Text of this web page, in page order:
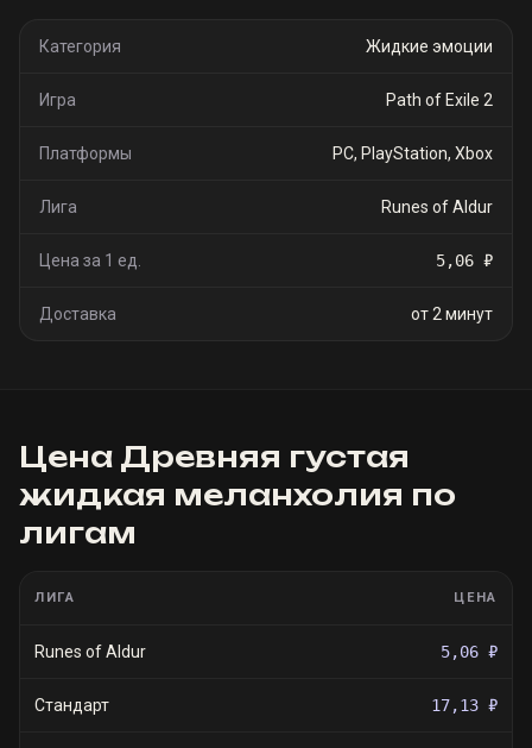
Категория Жидкие эмоции
Игра Path of Exile 2
Платформы PC, PlayStation, Xbox
Лига Runes of Aldur
Цена за 1 ед. 5,06 ₽
Доставка от 2 минут
Цена Древняя густая
жидкая меланхолия по
лигам
ЛИГА ЦЕНА
Runes of Aldur 5,06 ₽
Стандарт 17,13 ₽